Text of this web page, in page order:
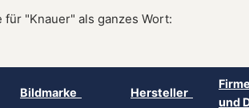
für "Knauer" als ganzes Wort:
Bildmarke Hersteller
und